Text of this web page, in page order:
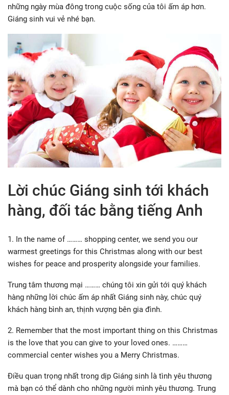
những ngày mùa đông trong cuộc sống của tôi ấm áp hơn.
Giáng sinh vui vẻ nhé bạn.
Lời chúc Giáng sinh tới khách
hàng, đối tác bằng tiếng Anh
1. In the name of ……… shopping center, we send you our
warmest greetings for this Christmas along with our best
wishes for peace and prosperity alongside your families.
Trung tâm thương mại ……… chúng tôi xin gửi tới quý khách
hàng những lời chúc ấm áp nhất Giáng sinh này, chúc quý
khách hàng bình an, thịnh vượng bên gia đình.
2. Remember that the most important thing on this Christmas
is the love that you can give to your loved ones. ………
commercial center wishes you a Merry Christmas.
Điều quan trọng nhất trong dịp Giáng sinh là tình yêu thương
mà bạn có thể dành cho những người mình yêu thương. Trung